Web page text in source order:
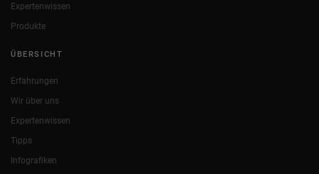
Expertenwissen
Produkte
ÜBERSICHT
Erfahrungen
Wir über uns
Expertenwissen
Tipps
Infografiken